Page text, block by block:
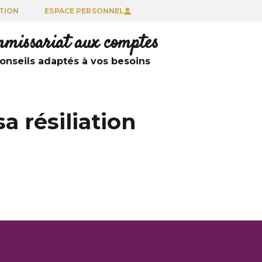
ESPACE PERSONNEL
aux comptes
adaptés à vos besoins
résiliation